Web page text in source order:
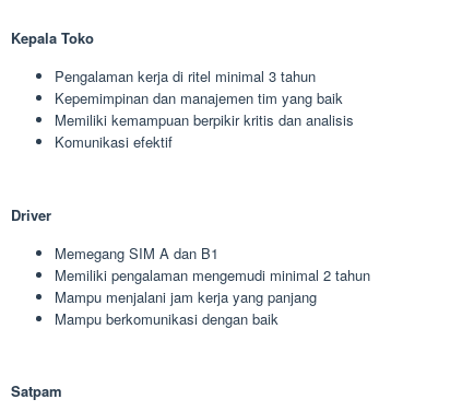
Kepala Toko
Pengalaman kerja di ritel minimal 3 tahun
Kepemimpinan dan manajemen tim yang baik
Memiliki kemampuan berpikir kritis dan analisis
Komunikasi efektif
Driver
Memegang SIM A dan B1
Memiliki pengalaman mengemudi minimal 2 tahun
Mampu menjalani jam kerja yang panjang
Mampu berkomunikasi dengan baik
Satpam